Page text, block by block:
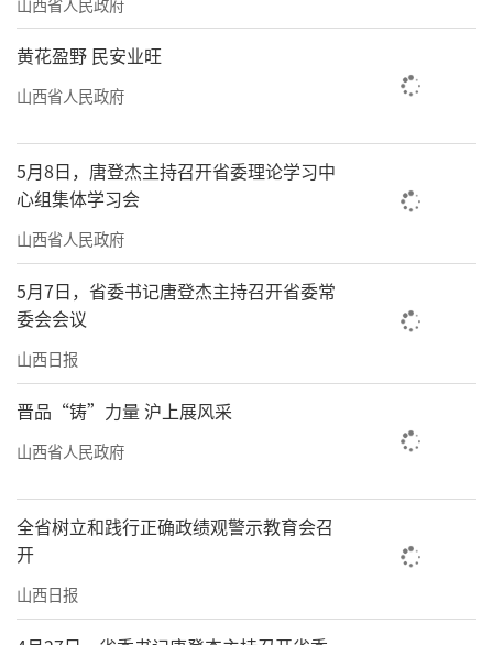
黄花盈野 民安业旺
山西省人民政府
5月8日，唐登杰主持召开省委理论学习中
心组集体学习会
山西省人民政府
5月7日，省委书记唐登杰主持召开省委常
委会会议
山西日报
晋品“铸”力量 沪上展风采
山西省人民政府
全省树立和践行正确政绩观警示教育会召
开
山西日报